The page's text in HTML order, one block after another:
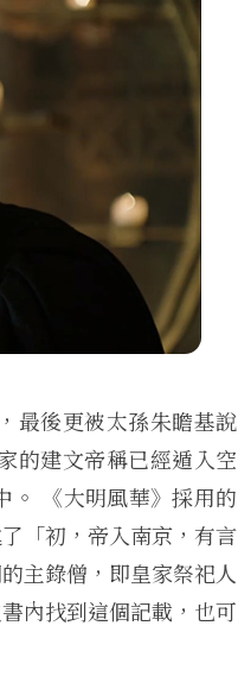
最後更被太孫朱瞻基說
的建文帝稱已經遁入空
。 《大明風華》採用的
「初，帝入南京，有言
主錄僧，即皇家祭祀人
內找到這個記載，也可